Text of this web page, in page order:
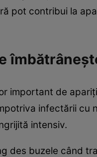
pot contribui la
important de
infectării cu
intensiv.
des buzele când